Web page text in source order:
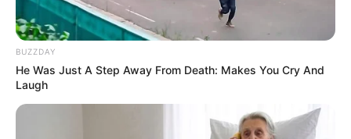
BUZZDAY
He Was Just A Step Away From Death: Makes You Cry And
Laugh